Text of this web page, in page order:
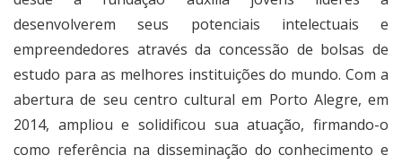
desenvolverem seus potenciais intelectuais e
empreendedores através da concessão de bolsas de
estudo para as melhores instituições do mundo. Com a
abertura de seu centro cultural em Porto Alegre, em
2014, ampliou e solidificou sua atuação, firmando-o
como referência na disseminação do conhecimento e